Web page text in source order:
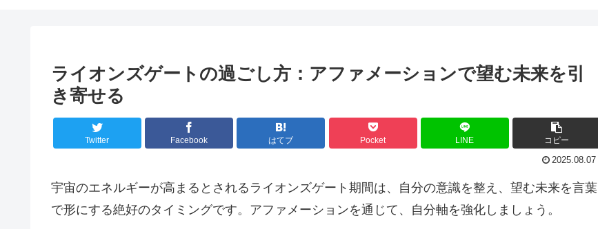
ライオンズゲートの過ごし方：アファメーションで望む未来を引
き寄せる
Twitter Facebook はてブ Pocket LINE コピー
2025.08.07
宇宙のエネルギーが高まるとされるライオンズゲート期間は、自分の意識を整え、望む未来を言葉
で形にする絶好のタイミングです。アファメーションを通じて、自分軸を強化しましょう。